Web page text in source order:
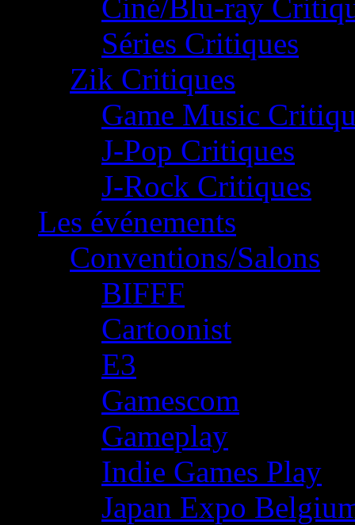
Ciné/Blu-ray
Séries Critiques
Zik Critiques
Game Music
J-Pop Critiques
J-Rock Critiques
Les événements
Conventions/Salons
BIFFF
Cartoonist
E3
Gamescom
Gameplay
Indie Games Play
Japan Expo